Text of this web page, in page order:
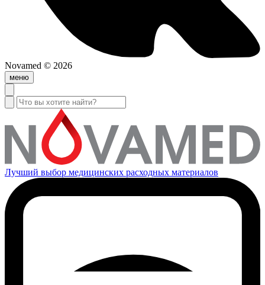
Novamed © 2026
меню
Лучший выбор медицинских расходных материалов